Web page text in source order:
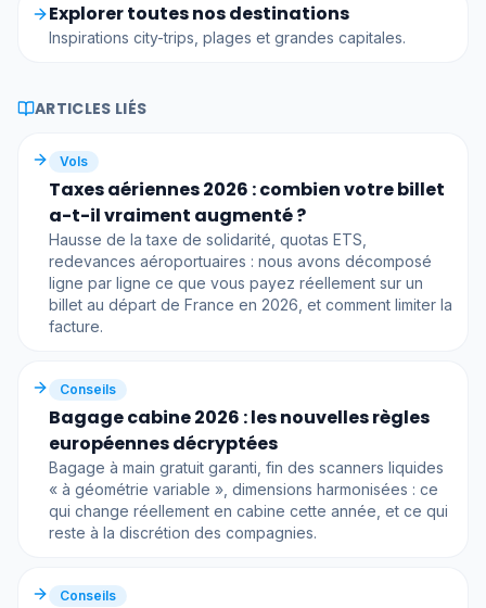
Explorer toutes nos destinations
Inspirations city-trips, plages et grandes capitales.
ARTICLES LIÉS
Vols
Taxes aériennes 2026 : combien votre billet
a-t-il vraiment augmenté ?
Hausse de la taxe de solidarité, quotas ETS,
redevances aéroportuaires : nous avons décomposé
ligne par ligne ce que vous payez réellement sur un
billet au départ de France en 2026, et comment limiter la
facture.
Conseils
Bagage cabine 2026 : les nouvelles règles
européennes décryptées
Bagage à main gratuit garanti, fin des scanners liquides
« à géométrie variable », dimensions harmonisées : ce
qui change réellement en cabine cette année, et ce qui
reste à la discrétion des compagnies.
Conseils